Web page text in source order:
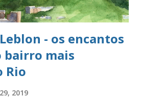
- os encantos
bairro mais
Rio
2019